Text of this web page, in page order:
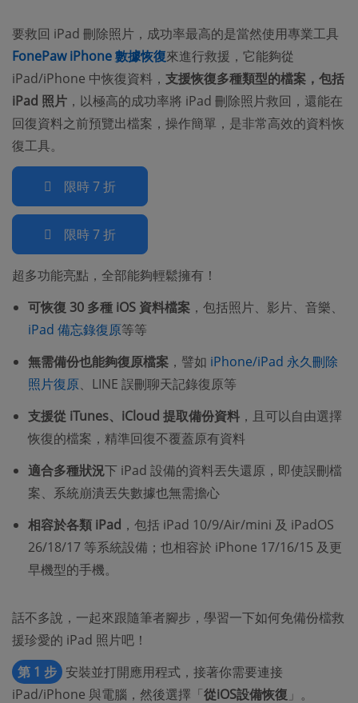
要救回 iPad 刪除照片，成功率最高的是當然使用專業工具
FonePaw iPhone 數據恢復來進行救援，它能夠從
iPad/iPhone 中恢復資料， 支援恢復多種類型的檔案，包括
iPad 照片 ，以極高的成功率將 iPad 刪除照片救回，還能在
回復資料之前預覽出檔案，操作簡單，是非常高效的資料恢
復工具。
限時 7 折
限時 7 折
超多功能亮點，全部能夠輕鬆擁有！
可恢復 30 多種 iOS 資料檔案 ，包括照片、影片、音樂、
iPad 備忘錄復原等等
無需備份也能夠復原檔案 ，譬如 iPhone/iPad 永久刪除
照片復原、LINE 誤刪聊天記錄復原等
支援從 iTunes、iCloud 提取備份資料 ，且可以自由選擇
恢復的檔案，精準回復不覆蓋原有資料
適合多種狀況下 iPad 設備的資料丟失還原，即使誤刪檔
案、系統崩潰丟失數據也無需擔心
相容於各類 iPad ，包括 iPad 10/9/Air/mini 及 iPadOS
26/18/17 等系統設備；也相容於 iPhone 17/16/15 及更
早機型的手機。
話不多說，一起來跟隨筆者腳步，學習一下如何免備份檔救
援珍愛的 iPad 照片吧！
第 1 步 安裝並打開應用程式，接著你需要連接
iPad/iPhone 與電腦，然後選擇「從iOS設備恢復 」。